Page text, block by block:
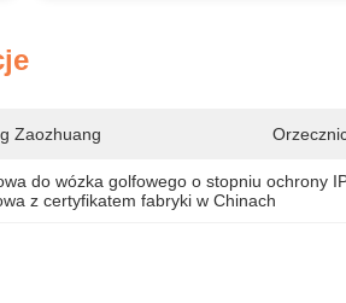
Zaozhuang
do wózka golfowego o stopniu ochrony
z certyfikatem fabryki w Chinach